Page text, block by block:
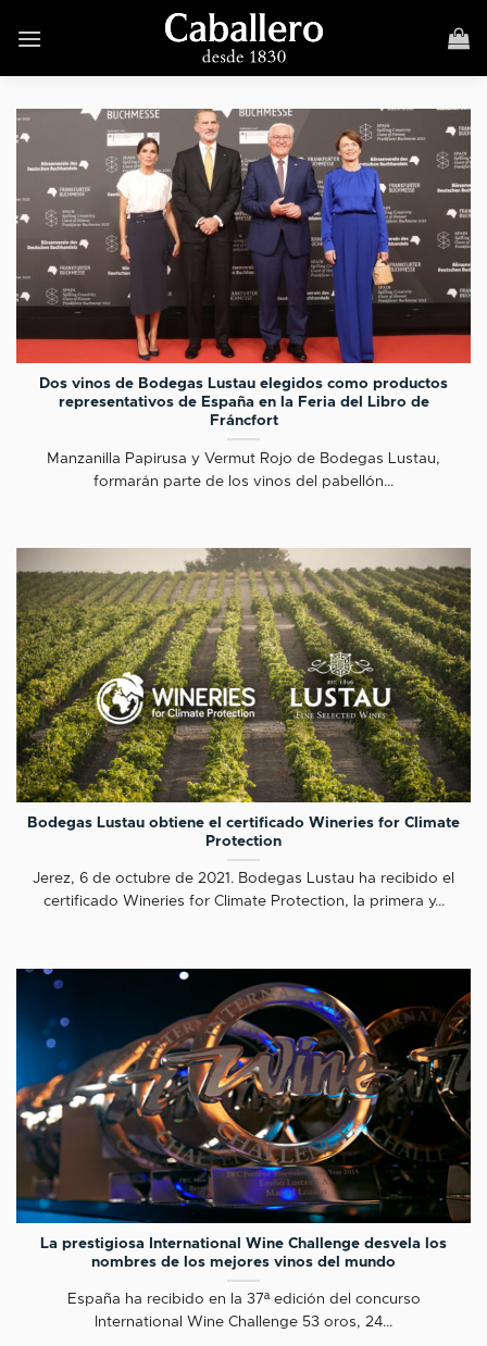
Dos vinos de Bodegas Lustau elegidos como productos
representativos de España en la Feria del Libro de
Fráncfort
Manzanilla Papirusa y Vermut Rojo de Bodegas Lustau,
formarán parte de los vinos del pabellón...
Bodegas Lustau obtiene el certificado Wineries for Climate
Protection
Jerez, 6 de octubre de 2021. Bodegas Lustau ha recibido el
certificado Wineries for Climate Protection, la primera y...
La prestigiosa International Wine Challenge desvela los
nombres de los mejores vinos del mundo
España ha recibido en la 37ª edición del concurso
International Wine Challenge 53 oros, 24...